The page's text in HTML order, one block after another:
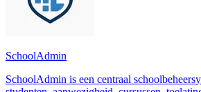
SchoolAdmin
SchoolAdmin is een centraal